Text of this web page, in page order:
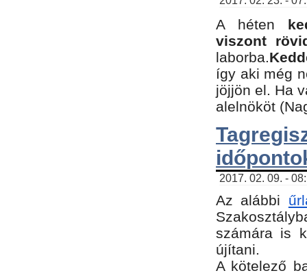
A héten
viszont
laborba.
így aki még
jöjjön el. Ha
alelnököt
2017. 02. 09. -
Az alábbi
számára is
újítani.
​A kötelező